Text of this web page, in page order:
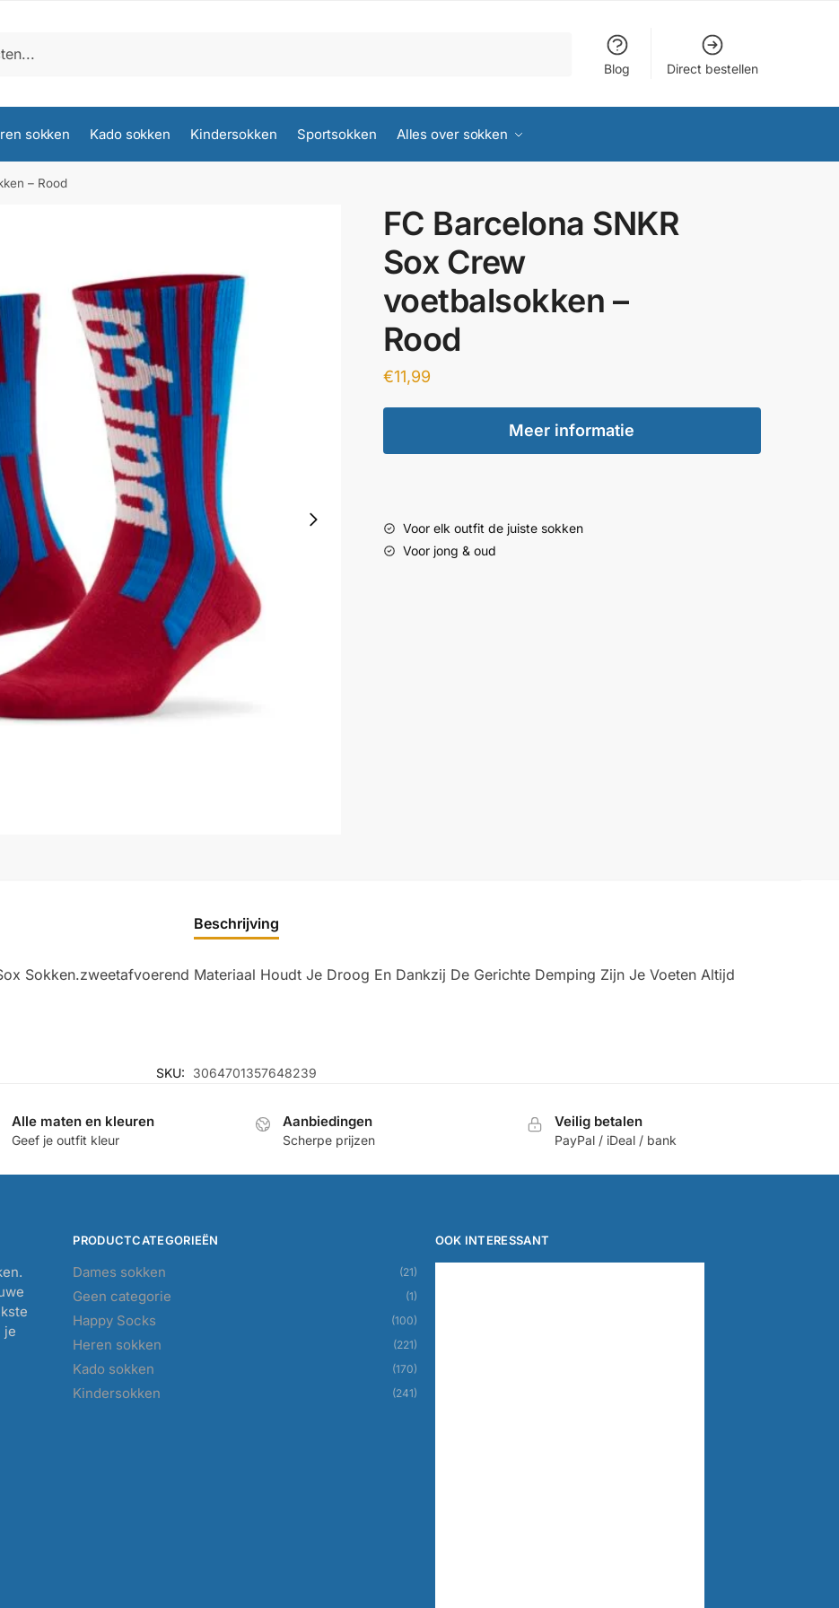
Blog Direct bestellen
sokken Kado sokken Kindersokken Sportsokken Alles over sokken
– Rood
FC Barcelona SNKR
Sox Crew
voetbalsokken –
Rood
€11,99
Meer informatie
Voor elk outfit de juiste sokken
Voor jong & oud
Beschrijving
Sokken.zweetafvoerend Materiaal Houdt Je Droog En Dankzij De Gerichte Demping Zijn Je Voeten Altijd
SKU: 3064701357648239
Alle maten en kleuren
Geef je outfit kleur
Aanbiedingen
Scherpe prijzen
Veilig betalen
PayPal / iDeal / bank
je
PRODUCTCATEGORIEËN
Dames sokken (21)
Geen categorie (1)
Happy Socks (100)
Heren sokken (221)
Kado sokken (170)
Kindersokken (241)
OOK INTERESSANT